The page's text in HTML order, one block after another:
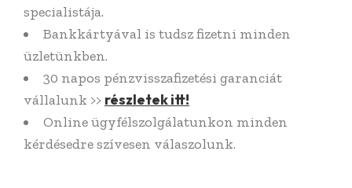
specialistája.
Bankkártyával is tudsz fizetni minden
üzletünkben.
30 napos pénzvisszafizetési garanciát
vállalunk >> részletek itt!
Online ügyfélszolgálatunkon minden
kérdésedre szívesen válaszolunk.